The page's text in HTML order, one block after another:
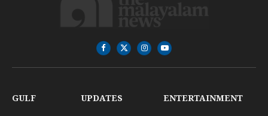
Facebook
X
(Twitter)
InstagramYouTube
GULF UPDATES ENTERTAINMENT